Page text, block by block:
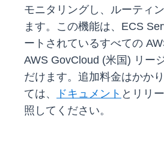
モニタリングし、ルーティ
ます。この機能は、ECS
ートされているすべての
AWS GovCloud (米国) リー
だけます。追加料金はかか
ては、
ドキュメント とリリ
照してください。